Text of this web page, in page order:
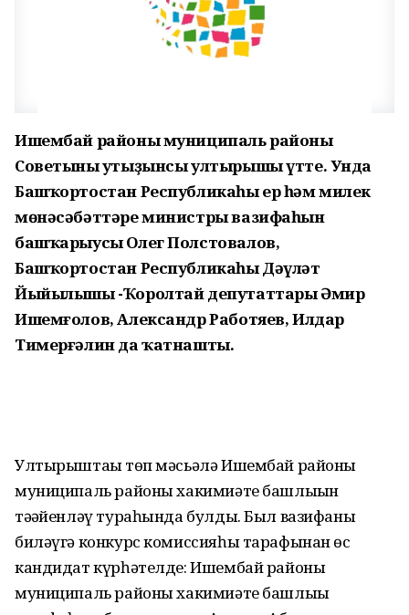
Ишембай районы муниципаль районы
Советының утыҙынсы ултырышы үтте. Унда
Башҡортостан Республикаһы ер һәм милек
мөнәсәбәттәре министры вазифаһын
башҡарыусы Олег Полстовалов,
Башҡортостан Республикаһы Дәүләт
Йыйылышы -Ҡоролтай депутаттары Әмир
Ишемғолов, Александр Работяев, Илдар
Тимерғәлин да ҡатнашты.
Ултырыштағы төп мәсьәлә Ишембай районы
муниципаль районы хакимиәте башлығын
тәғәйенләү тураһында булды. Был вазифаны
биләүгә конкурс комиссияһы тарафынан өс
кандидат күрһәтелде: Ишембай районы
муниципаль районы хакимиәте башлығы